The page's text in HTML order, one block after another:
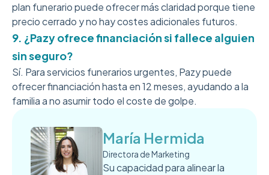
plan funerario puede ofrecer más claridad porque tiene
precio cerrado y no hay costes adicionales futuros.
9. ¿Pazy ofrece financiación si fallece alguien
sin seguro?
Sí. Para servicios funerarios urgentes, Pazy puede
ofrecer financiación hasta en 12 meses, ayudando a la
familia a no asumir todo el coste de golpe.
María Hermida
Directora de Marketing
Su capacidad para alinear la